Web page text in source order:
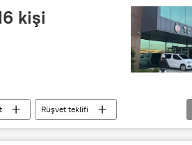
kişi
Rüşvet teklifi